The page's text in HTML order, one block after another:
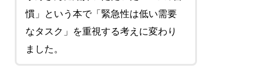
慣」という本で「緊急性は低い需要
なタスク」を重視する考えに変わり
ました。